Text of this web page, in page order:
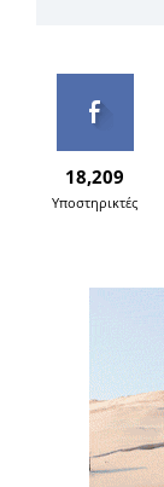
18,209
Υποστηρικτές